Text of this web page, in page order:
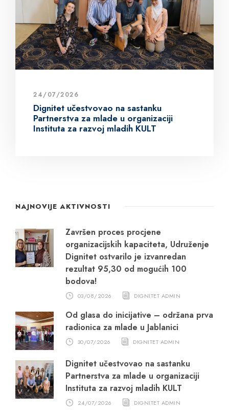
24/07/2026
Dignitet učestvovao na sastanku
Partnerstva za mlade u organizaciji
Instituta za razvoj mladih KULT
NAJNOVIJE AKTIVNOSTI
Završen proces procjene
organizacijskih kapaciteta, Udruženje
Dignitet ostvarilo je izvanredan
rezultat 95,30 od mogućih 100
bodova!
03/08/2026 DIGNITET ADMIN
Od glasa do inicijative – održana prva
radionica za mlade u Jablanici
30/07/2026 DIGNITET ADMIN
Dignitet učestvovao na sastanku
Partnerstva za mlade u organizaciji
Instituta za razvoj mladih KULT
24/07/2026 DIGNITET ADMIN